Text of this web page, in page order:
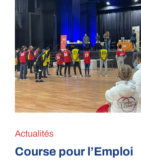
Actualités
Course pour l’Emploi